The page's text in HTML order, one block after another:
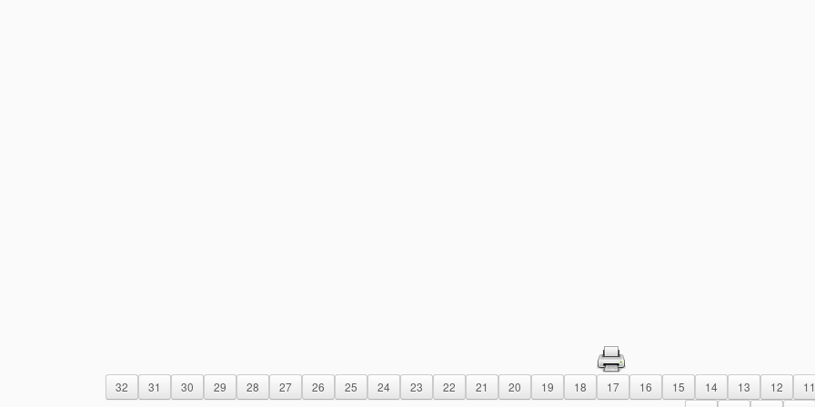
11
12
13
14
15
16
17
18
19
20
21
22
23
24
25
26
27
28
29
30
31
32